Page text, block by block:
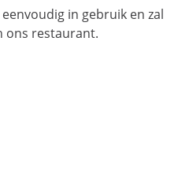
in gebruik en zal
ons restaurant.